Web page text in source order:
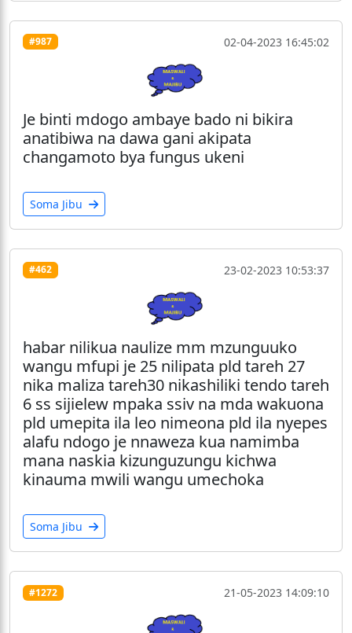
#987 02-04-2023 16:45:02
Je binti mdogo ambaye bado ni bikira
anatibiwa na dawa gani akipata
changamoto bya fungus ukeni
Soma Jibu
#462 23-02-2023 10:53:37
habar nilikua naulize mm mzunguuko
wangu mfupi je 25 nilipata pld tareh 27
nika maliza tareh30 nikashiliki tendo tareh
6 ss sijielew mpaka ssiv na mda wakuona
pld umepita ila leo nimeona pld ila nyepes
alafu ndogo je nnaweza kua namimba
mana naskia kizunguzungu kichwa
kinauma mwili wangu umechoka
Soma Jibu
#1272 21-05-2023 14:09:10